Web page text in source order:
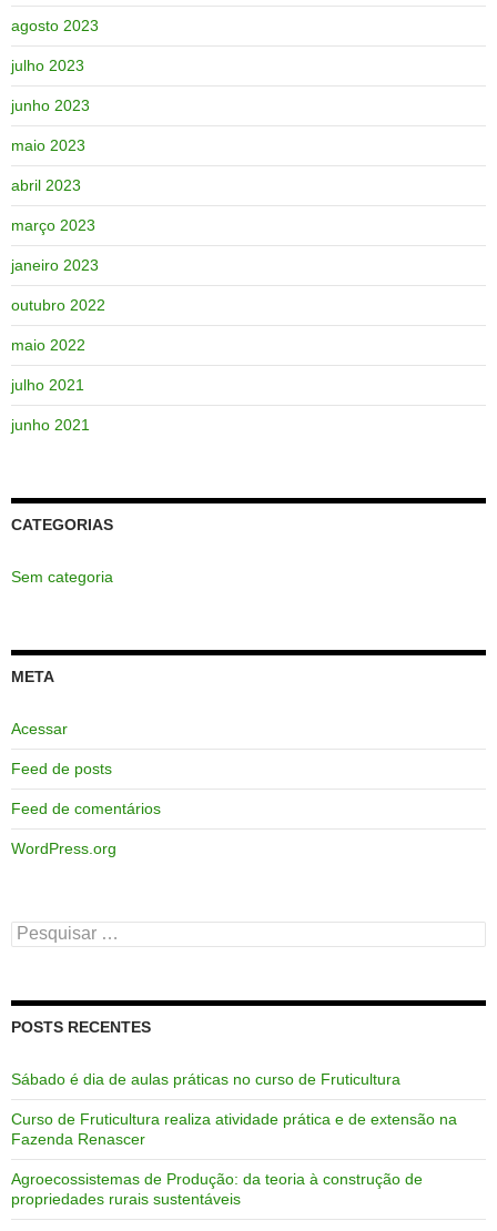
agosto 2023
julho 2023
junho 2023
maio 2023
abril 2023
março 2023
janeiro 2023
outubro 2022
maio 2022
julho 2021
junho 2021
CATEGORIAS
Sem categoria
META
Acessar
Feed de posts
Feed de comentários
WordPress.org
Pesquisar
por:
POSTS RECENTES
Sábado é dia de aulas práticas no curso de Fruticultura
Curso de Fruticultura realiza atividade prática e de extensão na
Fazenda Renascer
Agroecossistemas de Produção: da teoria à construção de
propriedades rurais sustentáveis